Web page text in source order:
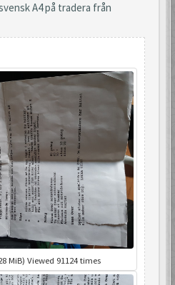
A4 på tradera från
MiB) Viewed 91124 times